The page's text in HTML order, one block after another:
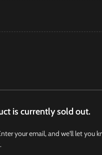
is currently sold out.
your email, and we'll let you